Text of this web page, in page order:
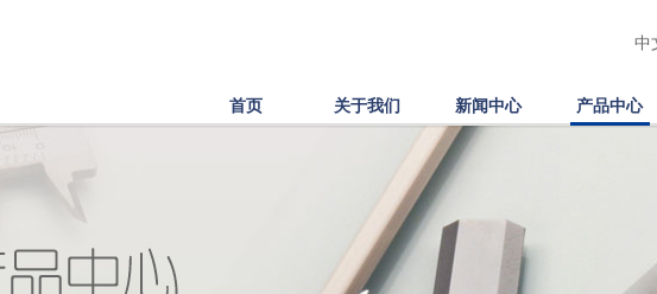
中
首页 关于我们 新闻中心 产品中心